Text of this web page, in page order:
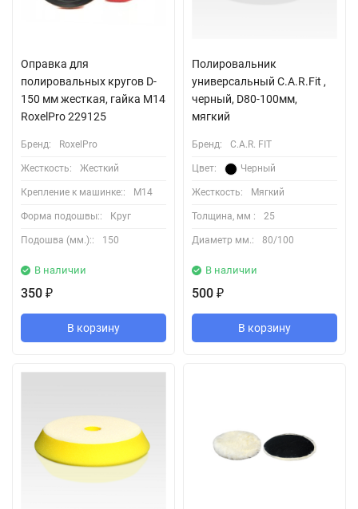
Оправка для
полировальных кругов D-
150 мм жесткая, гайка М14
RoxelPro 229125
Бренд: RoxelPro
Жесткость: Жесткий
Крепление к машинке:: М14
Форма подошвы:: Круг
Подошва (мм.):: 150
В наличии
350 ₽
В корзину
Полировальник
универсальный C.A.R.Fit ,
черный, D80-100мм,
мягкий
Бренд: C.A.R. FIT
Цвет: Черный
Жесткость: Мягкий
Толщина, мм : 25
Диаметр мм.: 80/100
В наличии
500 ₽
В корзину